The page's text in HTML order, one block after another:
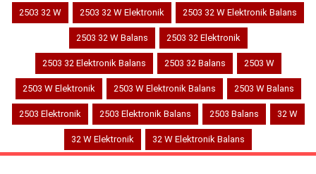
2503 32 W 2503 32 W Elektronik 2503 32 W Elektronik Balans
2503 32 W Balans 2503 32 Elektronik
2503 32 Elektronik Balans 2503 32 Balans 2503 W
2503 W Elektronik 2503 W Elektronik Balans 2503 W Balans
2503 Elektronik 2503 Elektronik Balans 2503 Balans 32 W
32 W Elektronik 32 W Elektronik Balans